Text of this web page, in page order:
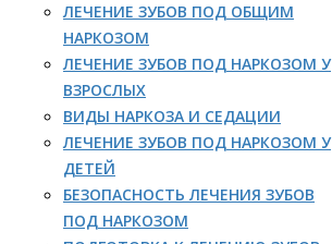
ЛЕЧЕНИЕ ЗУБОВ ПОД ОБЩИМ
НАРКОЗОМ
ЛЕЧЕНИЕ ЗУБОВ ПОД НАРКОЗОМ У
ВЗРОСЛЫХ
ВИДЫ НАРКОЗА И СЕДАЦИИ
ЛЕЧЕНИЕ ЗУБОВ ПОД НАРКОЗОМ У
ДЕТЕЙ
БЕЗОПАСНОСТЬ ЛЕЧЕНИЯ ЗУБОВ
ПОД НАРКОЗОМ